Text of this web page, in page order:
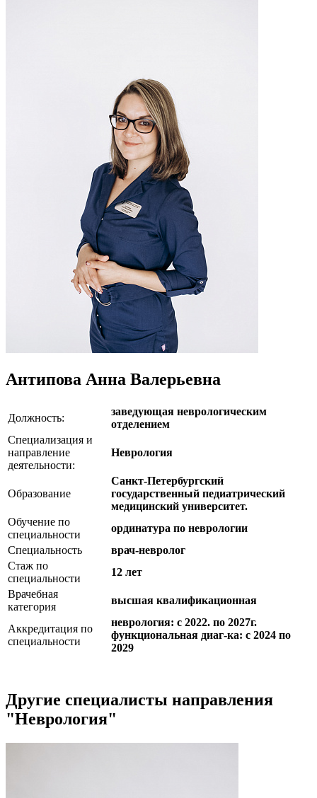
Антипова Анна Валерьевна
Должность:
заведующая неврологическим
отделением
Специализация и
направление
деятельности:
Неврология
Образование
Санкт-Петербургский
государственный педиатрический
медицинский университет.
Обучение по
специальности
ординатура по неврологии
Специальность
врач-невролог
Стаж по
специальности
12 лет
Врачебная
категория
высшая квалификационная
Аккредитация по
специальности
неврология: с 2022. по 2027г.
функциональная диаг-ка: с 2024 по
2029
Другие специалисты направления
"Неврология"